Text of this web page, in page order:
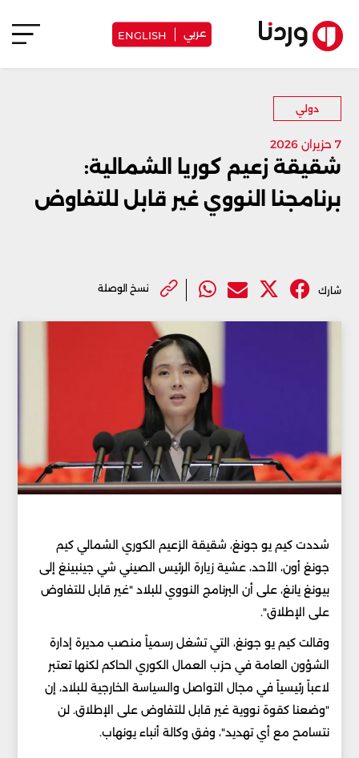
عربي ENGLISH
دولي
7 حزيران 2026
شقيقة زعيم كوريا الشمالية:
برنامجنا النووي غير قابل للتفاوض
شارك نسخ الوصلة
شددت كيم يو جونغ، شقيقة الزعيم الكوري الشمالي كيم
جونغ أون، الأحد، عشية زيارة الرئيس الصيني شي جينبينغ إلى
بيونغ يانغ، على أن البرنامج النووي للبلاد "غير قابل للتفاوض
على الإطلاق".
وقالت كيم يو جونغ، التي تشغل رسمياً منصب مديرة إدارة
الشؤون العامة في حزب العمال الكوري الحاكم لكنها تعتبر
لاعباً رئيسياً في مجال التواصل والسياسة الخارجية للبلاد، إن
"وضعنا كقوة نووية غير قابل للتفاوض على الإطلاق. لن
نتسامح مع أي تهديد"، وفق وكالة أنباء يونهاب.